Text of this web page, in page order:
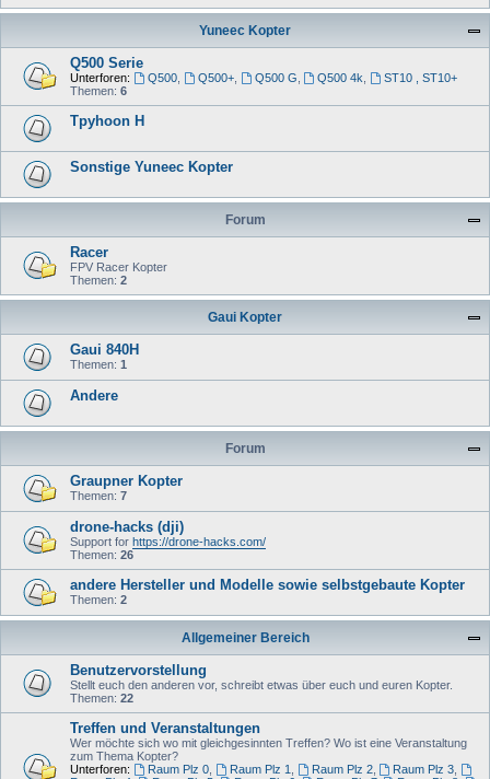
Yuneec Kopter
Q500 Serie
Unterforen: Q500, Q500+, Q500 G Q500 4k
ST10 , ST10+
Themen: 6
Tpyhoon H
Sonstige Yuneec Kopter
Forum
Racer
FPV Racer Kopter
Themen: 2
Gaui Kopter
Gaui 840H
Themen: 1
Andere
Forum
Graupner Kopter
Themen: 7
drone-hacks (dji)
Support for https://drone-hacks.com/
Themen: 26
andere Hersteller und Modelle sowie selbstgebaute Kopter
Themen: 2
Allgemeiner Bereich
Benutzervorstellung
Stellt euch den anderen vor, schreibt etwas über euch und euren Kopter.
Themen: 22
Treffen und Veranstaltungen
Wer möchte sich wo mit gleichgesinnten Treffen? Wo ist eine Veranstaltung
zum Thema Kopter?
Unterforen:
Raum Plz 0, Raum Plz 1 Raum Plz 2, Raum Plz 3